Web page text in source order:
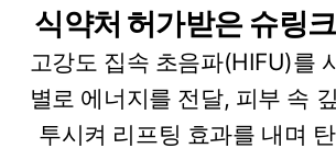
식약처 허가받은 슈링
고강도 집속 초음파(HIFU)를
별로 에너지를 전달, 피부 속
투시켜 리프팅 효과를 내며